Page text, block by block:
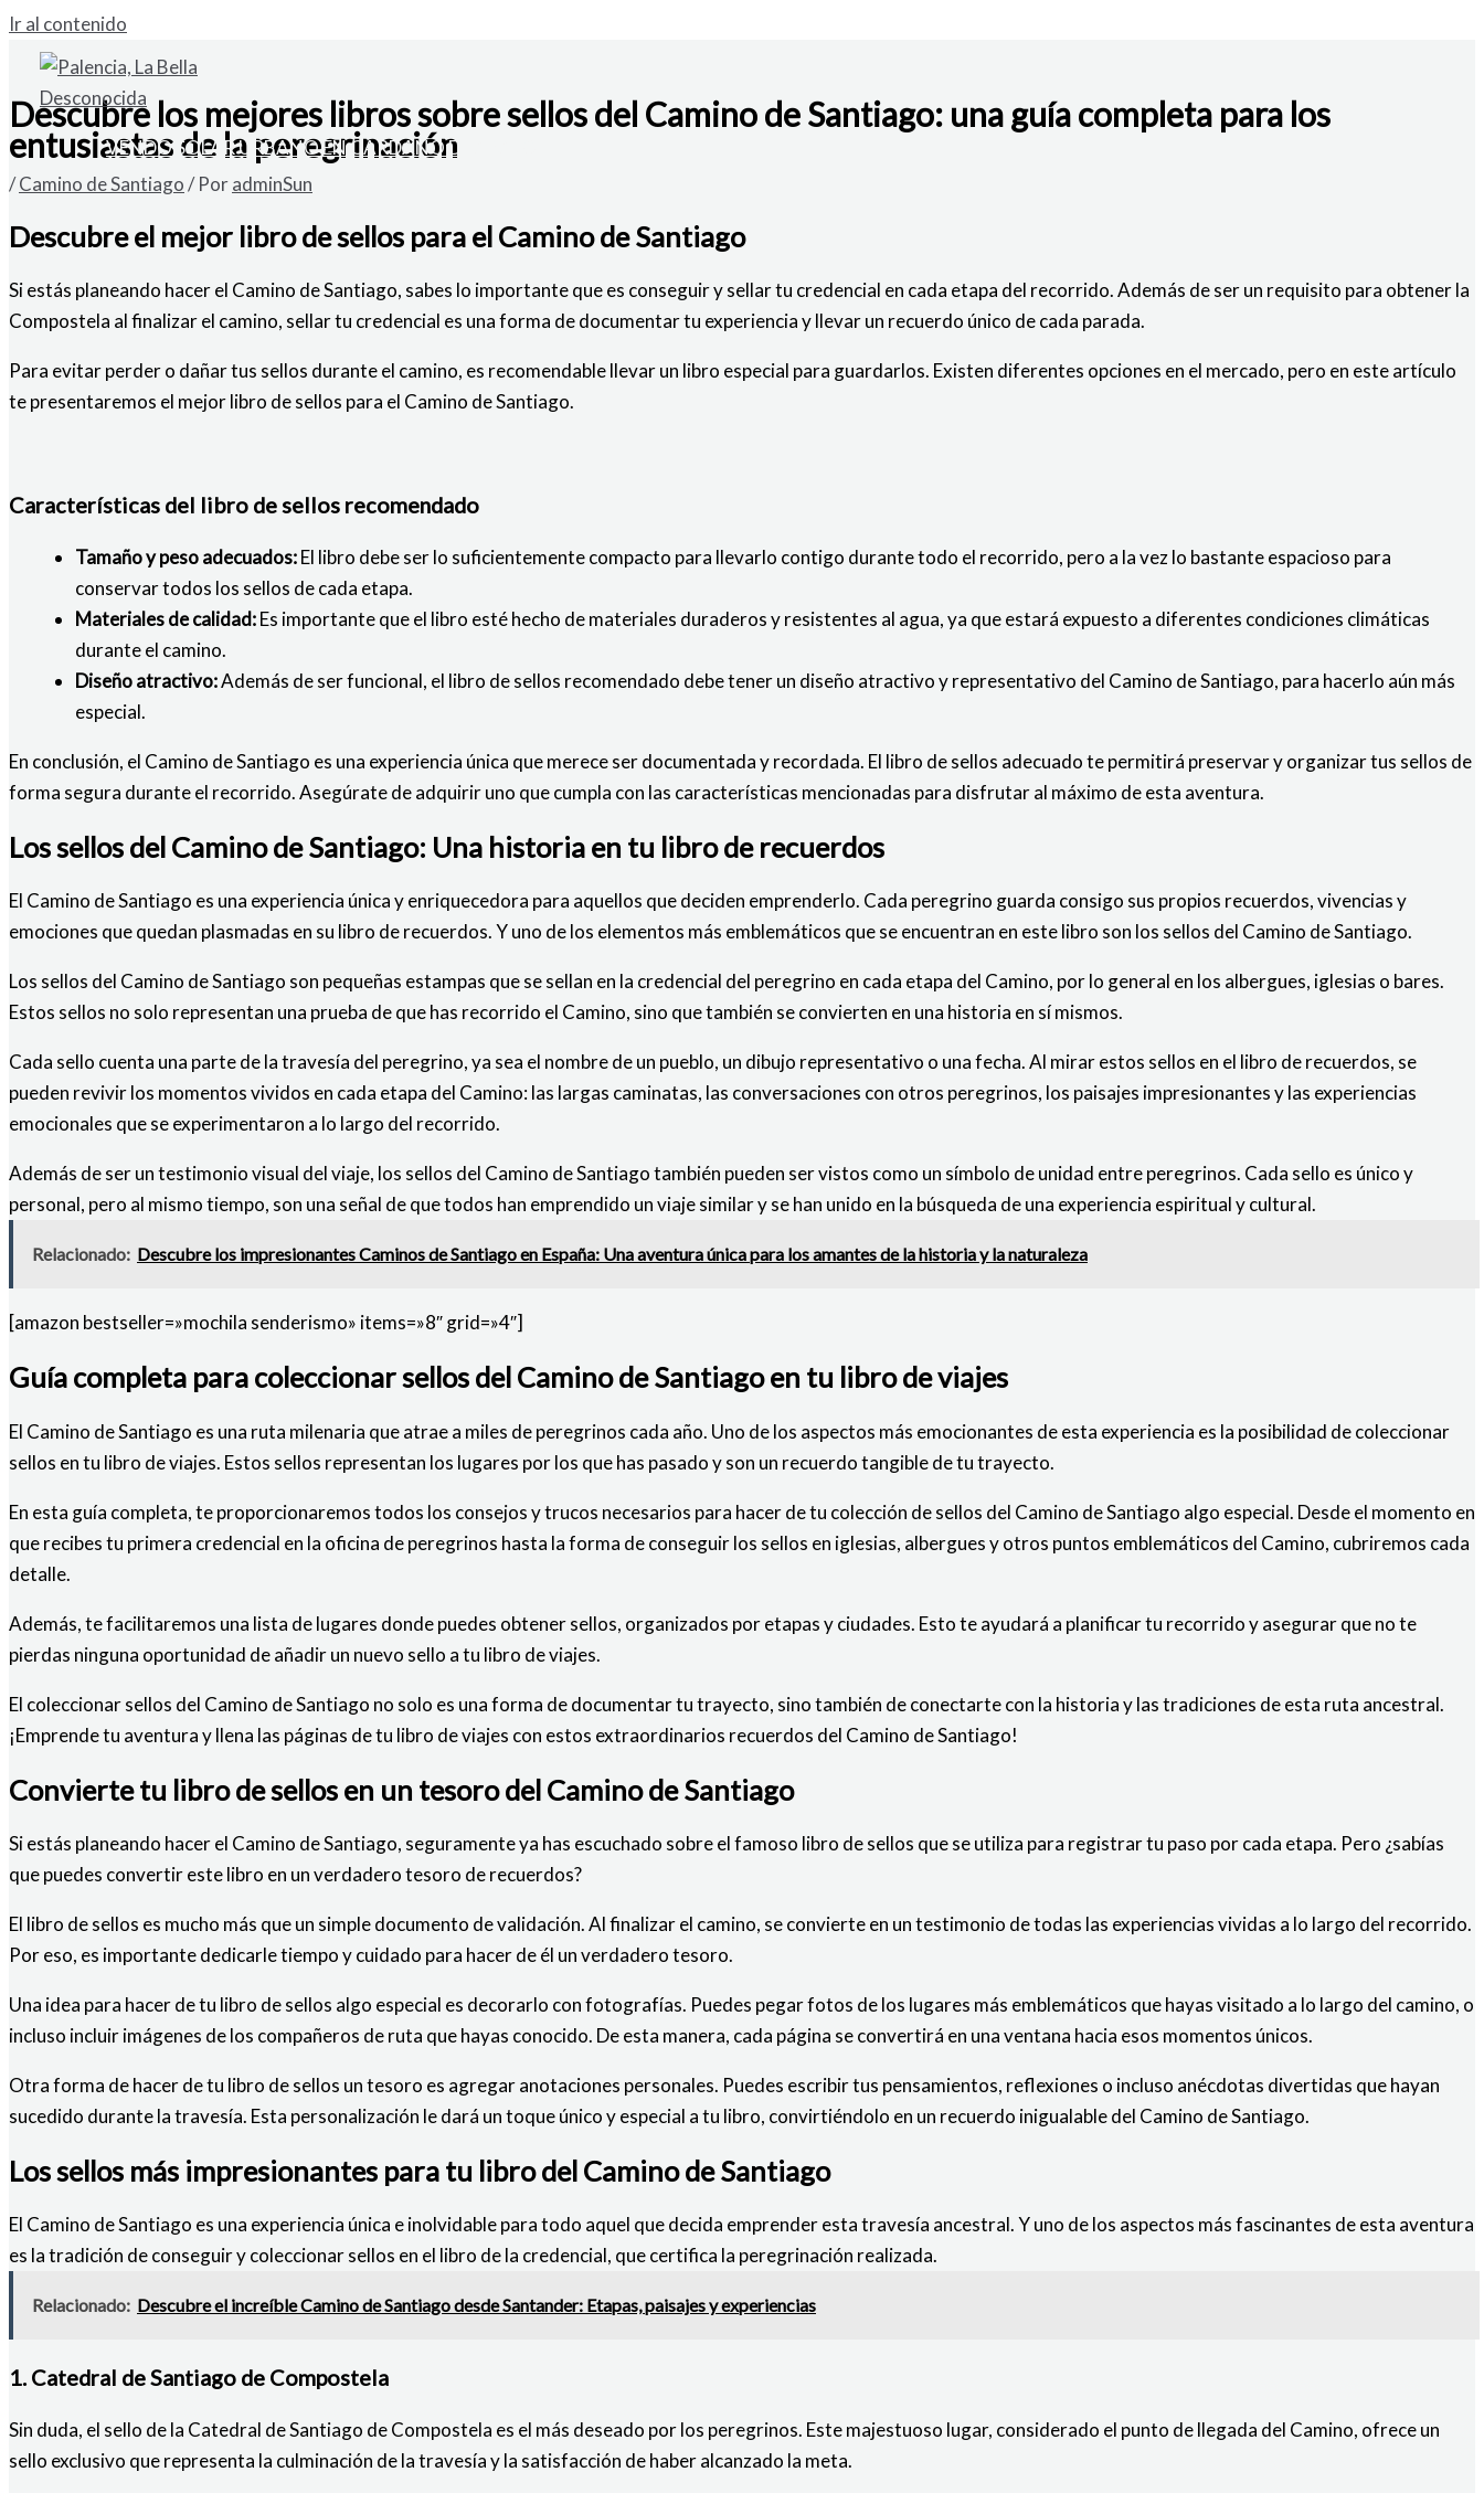
Ir al contenido
VENDO SOLAR URBANO EN CARDAÑO DE ABAJO
Descubre los mejores libros sobre sellos del Camino de Santiago: una guía completa para los
entusiastas de la peregrinación
/Camino de Santiago/ PoradminSun
Descubre el mejor libro de sellos para el Camino de Santiago
Si estás planeando hacer el Camino de Santiago, sabes lo importante que es conseguir y sellar tu credencial en cada etapa del recorrido. Además de ser un requisito para obtener la
Compostela al finalizar el camino, sellar tu credencial es una forma de documentar tu experiencia y llevar un recuerdo único de cada parada.
Para evitar perder o dañar tus sellos durante el camino, es recomendable llevar un libro especial para guardarlos. Existen diferentes opciones en el mercado, pero en este artículo
te presentaremos el mejor libro de sellos para el Camino de Santiago.
Características del libro de sellos recomendado
Tamaño y peso adecuados:El libro debe ser lo suficientemente compacto para llevarlo contigo durante todo el recorrido, pero a la vez lo bastante espacioso para
conservar todos los sellos de cada etapa.
Materiales de calidad:Es importante que el libro esté hecho de materiales duraderos y resistentes al agua, ya que estará expuesto a diferentes condiciones climáticas
durante el camino.
Diseño atractivo:Además de ser funcional, el libro de sellos recomendado debe tener un diseño atractivo y representativo del Camino de Santiago, para hacerlo aún más
especial.
En conclusión, el Camino de Santiago es una experiencia única que merece ser documentada y recordada. El libro de sellos adecuado te permitirá preservar y organizar tus sellos de
forma segura durante el recorrido. Asegúrate de adquirir uno que cumpla con las características mencionadas para disfrutar al máximo de esta aventura.
Los sellos del Camino de Santiago: Una historia en tu libro de recuerdos
El Camino de Santiago es una experiencia única y enriquecedora para aquellos que deciden emprenderlo. Cada peregrino guarda consigo sus propios recuerdos, vivencias y
emociones que quedan plasmadas en su libro de recuerdos. Y uno de los elementos más emblemáticos que se encuentran en este libro son los sellos del Camino de Santiago.
Los sellos del Camino de Santiago son pequeñas estampas que se sellan en la credencial del peregrino en cada etapa del Camino, por lo general en los albergues, iglesias o bares.
Estos sellos no solo representan una prueba de que has recorrido el Camino, sino que también se convierten en una historia en sí mismos.
Cada sello cuenta una parte de la travesía del peregrino, ya sea el nombre de un pueblo, un dibujo representativo o una fecha. Al mirar estos sellos en el libro de recuerdos, se
pueden revivir los momentos vividos en cada etapa del Camino: las largas caminatas, las conversaciones con otros peregrinos, los paisajes impresionantes y las experiencias
emocionales que se experimentaron a lo largo del recorrido.
Además de ser un testimonio visual del viaje, los sellos del Camino de Santiago también pueden ser vistos como un símbolo de unidad entre peregrinos. Cada sello es único y
personal, pero al mismo tiempo, son una señal de que todos han emprendido un viaje similar y se han unido en la búsqueda de una experiencia espiritual y cultural.
Relacionado: Descubre los impresionantes Caminos de Santiago en España: Una aventura única para los amantes de la historia y la naturaleza
[amazon bestseller=»mochila senderismo» items=»8″ grid=»4″]
Guía completa para coleccionar sellos del Camino de Santiago en tu libro de viajes
El Camino de Santiago es una ruta milenaria que atrae a miles de peregrinos cada año. Uno de los aspectos más emocionantes de esta experiencia es la posibilidad de coleccionar
sellos en tu libro de viajes. Estos sellos representan los lugares por los que has pasado y son un recuerdo tangible de tu trayecto.
En esta guía completa, te proporcionaremos todos los consejos y trucos necesarios para hacer de tu colección de sellos del Camino de Santiago algo especial. Desde el momento en
que recibes tu primera credencial en la oficina de peregrinos hasta la forma de conseguir los sellos en iglesias, albergues y otros puntos emblemáticos del Camino, cubriremos cada
detalle.
Además, te facilitaremos una lista de lugares donde puedes obtener sellos, organizados por etapas y ciudades. Esto te ayudará a planificar tu recorrido y asegurar que no te
pierdas ninguna oportunidad de añadir un nuevo sello a tu libro de viajes.
El coleccionar sellos del Camino de Santiago no solo es una forma de documentar tu trayecto, sino también de conectarte con la historia y las tradiciones de esta ruta ancestral.
¡Emprende tu aventura y llena las páginas de tu libro de viajes con estos extraordinarios recuerdos del Camino de Santiago!
Convierte tu libro de sellos en un tesoro del Camino de Santiago
Si estás planeando hacer el Camino de Santiago, seguramente ya has escuchado sobre el famoso libro de sellos que se utiliza para registrar tu paso por cada etapa. Pero ¿sabías
que puedes convertir este libro en un verdadero tesoro de recuerdos?
El libro de sellos es mucho más que un simple documento de validación. Al finalizar el camino, se convierte en un testimonio de todas las experiencias vividas a lo largo del recorrido.
Por eso, es importante dedicarle tiempo y cuidado para hacer de él un verdadero tesoro.
Una idea para hacer de tu libro de sellos algo especial es decorarlo con fotografías. Puedes pegar fotos de los lugares más emblemáticos que hayas visitado a lo largo del camino, o
incluso incluir imágenes de los compañeros de ruta que hayas conocido. De esta manera, cada página se convertirá en una ventana hacia esos momentos únicos.
Otra forma de hacer de tu libro de sellos un tesoro es agregar anotaciones personales. Puedes escribir tus pensamientos, reflexiones o incluso anécdotas divertidas que hayan
sucedido durante la travesía. Esta personalización le dará un toque único y especial a tu libro, convirtiéndolo en un recuerdo inigualable del Camino de Santiago.
Los sellos más impresionantes para tu libro del Camino de Santiago
El Camino de Santiago es una experiencia única e inolvidable para todo aquel que decida emprender esta travesía ancestral. Y uno de los aspectos más fascinantes de esta aventura
es la tradición de conseguir y coleccionar sellos en el libro de la credencial, que certifica la peregrinación realizada.
Relacionado: Descubre el increíble Camino de Santiago desde Santander: Etapas, paisajes y experiencias
1. Catedral de Santiago de Compostela
Sin duda, el sello de la Catedral de Santiago de Compostela es el más deseado por los peregrinos. Este majestuoso lugar, considerado el punto de llegada del Camino, ofrece un
sello exclusivo que representa la culminación de la travesía y la satisfacción de haber alcanzado la meta.